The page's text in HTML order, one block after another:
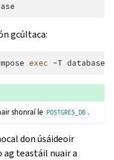
gcúltaca:
exec -T database
shonraí le POSTGRES_DB .
don úsáideoir
ag teastáil nuair a